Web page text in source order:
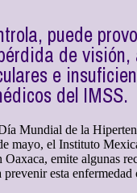
puede
de
e
del IMSS.
Mundial de la
mayo, el Instituto
emite algunas
esta enfermedad